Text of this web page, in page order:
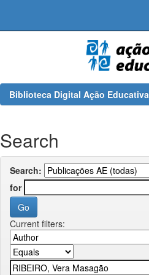
Biblioteca Digital Ação Educativa
Search
Search:
for
Current filters: